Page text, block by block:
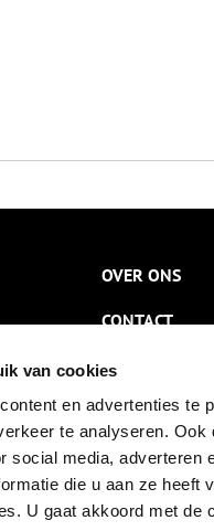
van cookies
en advertenties te
te analyseren.
social media, adverteren
die u aan ze
U gaat akkoord met de
OVER ONS
CONTACT
NIEUWSBRIEF
DISCLAIMER
PRIVACY